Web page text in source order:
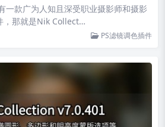
一款广为人知且深受职业摄影师和摄影
，那就是Nik Collect…
PS滤镜调色插件